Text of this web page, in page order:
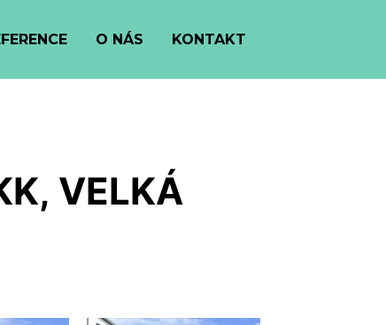
O NÁS KONTAKT
VELKÁ